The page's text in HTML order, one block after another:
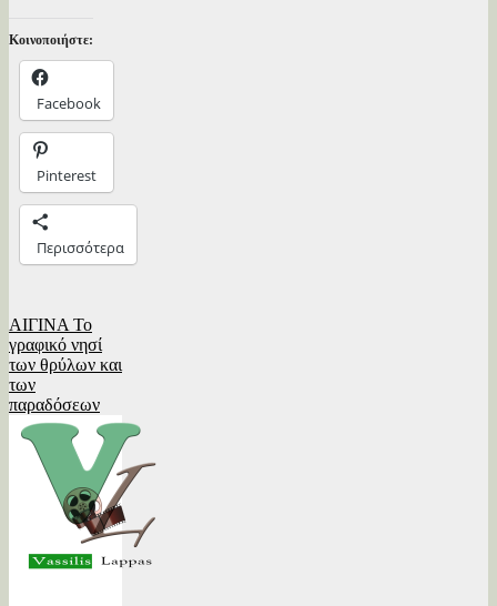
Κοινοποιήστε:
Facebook
Pinterest
Περισσότερα
Πλοήγηση
άρθρων
ΑΙΓΙΝΑ Το
γραφικό νησί
των θρύλων και
των
παραδόσεων